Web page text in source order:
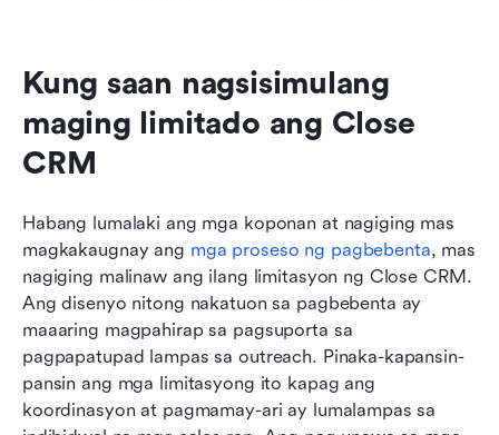
Kung saan nagsisimulang
maging limitado ang Close
CRM
Habang lumalaki ang mga koponan at nagiging mas
magkakaugnay ang mga proseso ng pagbebenta, mas
nagiging malinaw ang ilang limitasyon ng Close CRM.
Ang disenyo nitong nakatuon sa pagbebenta ay
maaaring magpahirap sa pagsuporta sa
pagpapatupad lampas sa outreach. Pinaka-kapansin-
pansin ang mga limitasyong ito kapag ang
koordinasyon at pagmamay-ari ay lumalampas sa